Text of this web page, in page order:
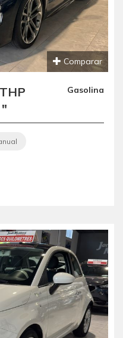
Comparar
Gasolina